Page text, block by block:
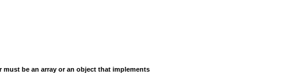
must be an array or an object that implements